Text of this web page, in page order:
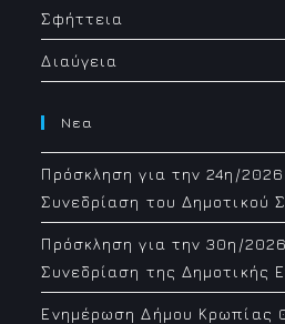
Σφήττεια
Διαύγεια
Νεα
Πρόσκληση για την 24η/2026
Συνεδρίαση του Δημοτικού
Πρόσκληση για την 30η/
Συνεδρίαση της Δημοτικής
Ενημέρωση Δήμου Κρωπίας